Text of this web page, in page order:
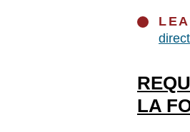
LA